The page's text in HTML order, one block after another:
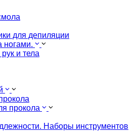
для депиляции
ногами.
и тела
прокола
Наборы инструментов